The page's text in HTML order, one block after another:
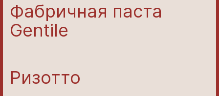
Фабричная паста
Gentile
Ризотто